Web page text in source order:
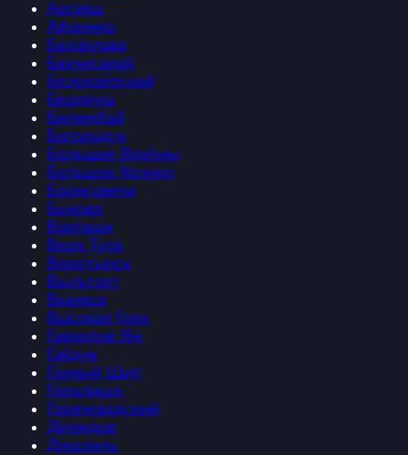
Аргаяш
Афонино
Балаклава
Бахчисарай
Белоозёрский
Бердяуш
Билимбай
Богородск
Большие Вязёмы
Большое Козино
Борисовичи
Быково
Варгаши
Верх Тула
Воротынск
Выльгорт
Вырица
Высокая Гора
Гаврилов Ям
Гайдук
Горный Щит
Городище
Горячеводский
Демидов
Джалиль